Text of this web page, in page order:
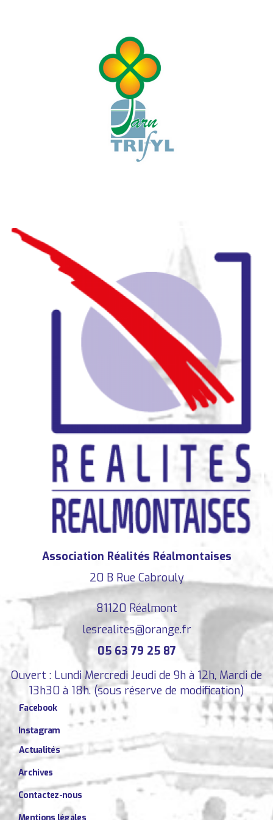
Association Réalités Réalmontaises
20 B Rue Cabrouly
81120 Réalmont
lesrealites@orange.fr
05 63 79 25 87
Ouvert : Lundi Mercredi Jeudi de 9h à 12h, Mardi de
13h30 à 18h. (sous réserve de modification)
Facebook
Instagram
Actualités
Archives
Contactez-nous